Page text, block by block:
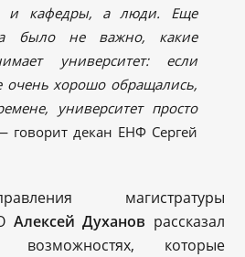
и кафедры, а люди. Еще
было не важно, какие
университет: если
очень хорошо обращались,
университет просто
говорит декан ЕНФ Сергей
магистратуры
Алексей Духанов рассказал
возможностях, которые